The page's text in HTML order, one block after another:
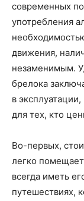
современных
употребления
движения,
незаменимым.
брелока
в
для тех, кто
Во-первых,
легко
всегда иметь
путешествиях,